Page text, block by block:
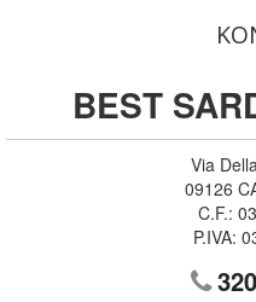
BEST
Via
09126
C.F.:
P.IVA: